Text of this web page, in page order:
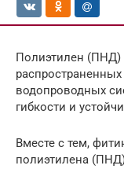
Полиэтилен (ПНД)
водопроводных
гибкости и
Вместе с тем,
полиэтилена